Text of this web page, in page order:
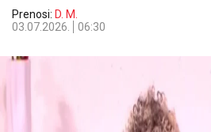
Prenosi: D. M.
03.07.2026.
06:30